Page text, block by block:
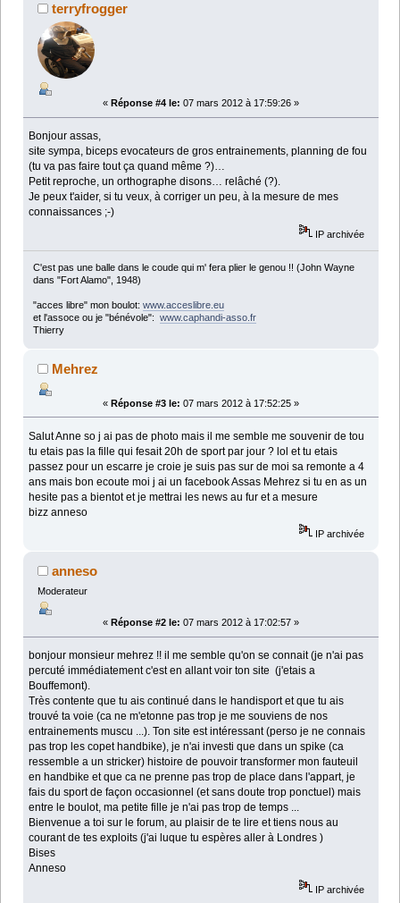
terryfrogger
« Réponse #4 le: 07 mars 2012 à 17:59:26 »
Bonjour assas,
site sympa, biceps evocateurs de gros entrainements, planning de fou
(tu va pas faire tout ça quand même ?)…
Petit reproche, un orthographe disons… relâché (?).
Je peux t'aider, si tu veux, à corriger un peu, à la mesure de mes
connaissances ;-)
IP archivée
C'est pas une balle dans le coude qui m' fera plier le genou !! (John Wayne
dans "Fort Alamo", 1948)
"acces libre" mon boulot: www.acceslibre.eu
et l'assoce ou je "bénévole": www.caphandi-asso.fr
Thierry
Mehrez
« Réponse #3 le: 07 mars 2012 à 17:52:25 »
Salut Anne so j ai pas de photo mais il me semble me souvenir de tou
tu etais pas la fille qui fesait 20h de sport par jour ? lol et tu etais
passez pour un escarre je croie je suis pas sur de moi sa remonte a 4
ans mais bon ecoute moi j ai un facebook Assas Mehrez si tu en as un
hesite pas a bientot et je mettrai les news au fur et a mesure
bizz anneso
IP archivée
anneso
Moderateur
« Réponse #2 le: 07 mars 2012 à 17:02:57 »
bonjour monsieur mehrez !! il me semble qu'on se connait (je n'ai pas
percuté immédiatement c'est en allant voir ton site (j'etais a
Bouffemont).
Très contente que tu ais continué dans le handisport et que tu ais
trouvé ta voie (ca ne m'etonne pas trop je me souviens de nos
entrainements muscu ...). Ton site est intéressant (perso je ne connais
pas trop les copet handbike), je n'ai investi que dans un spike (ca
ressemble a un stricker) histoire de pouvoir transformer mon fauteuil
en handbike et que ca ne prenne pas trop de place dans l'appart, je
fais du sport de façon occasionnel (et sans doute trop ponctuel) mais
entre le boulot, ma petite fille je n'ai pas trop de temps ...
Bienvenue a toi sur le forum, au plaisir de te lire et tiens nous au
courant de tes exploits (j'ai luque tu espères aller à Londres )
Bises
Anneso
IP archivée